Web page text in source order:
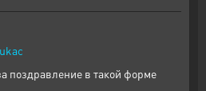
поздравление в такой форме